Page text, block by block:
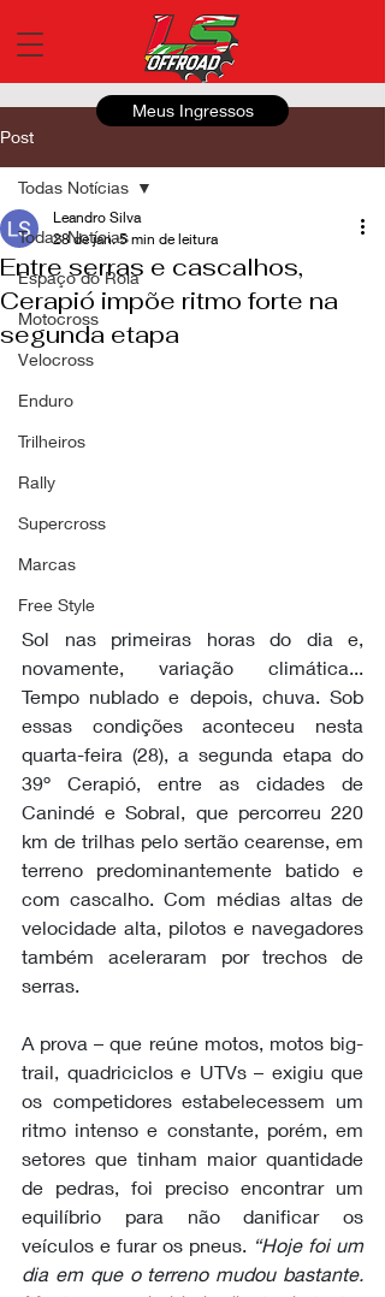
Meus Ingressos
Post
Todas Notícias
Espaço do Roia
Motocross
Velocross
Enduro
Trilheiros
Rally
Supercross
Marcas
Free Style
Todas Notícias
Entre serras e cascalhos,
Cerapió impõe ritmo forte na
segunda etapa
Leandro Silva
28 de jan. 5 min de leitura
Sol nas primeiras horas do dia e,
novamente, variação climática...
Tempo nublado e depois, chuva. Sob
essas condições aconteceu nesta
quarta-feira (28), a segunda etapa do
39º Cerapió, entre as cidades de
Canindé e Sobral, que percorreu 220
km de trilhas pelo sertão cearense, em
terreno predominantemente batido e
com cascalho. Com médias altas de
velocidade alta, pilotos e navegadores
também aceleraram por trechos de
serras.
A prova – que reúne motos, motos big-
trail, quadriciclos e UTVs – exigiu que
os competidores estabelecessem um
ritmo intenso e constante, porém, em
setores que tinham maior quantidade
de pedras, foi preciso encontrar um
equilíbrio para não danificar os
veículos e furar os pneus.
“Hoje foi um
dia em que o terreno mudou bastante.